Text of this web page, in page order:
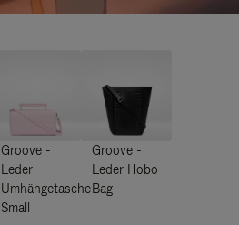
Groove -
Leder
Umhängetasche
Small
Groove -
Leder Hobo
Bag